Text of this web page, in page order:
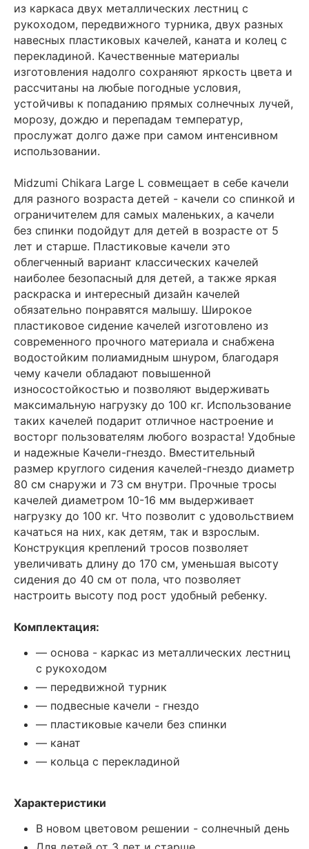
из каркаса двух металлических лестниц с
рукоходом, передвижного турника, двух разных
навесных пластиковых качелей, каната и колец с
перекладиной. Качественные материалы
изготовления надолго сохраняют яркость цвета и
рассчитаны на любые погодные условия,
устойчивы к попаданию прямых солнечных лучей,
морозу, дождю и перепадам температур,
прослужат долго даже при самом интенсивном
использовании.
Midzumi Chikara Large L совмещает в себе качели
для разного возраста детей - качели со спинкой и
ограничителем для самых маленьких, а качели
без спинки подойдут для детей в возрасте от 5
лет и старше. Пластиковые качели это
облегченный вариант классических качелей
наиболее безопасный для детей, а также яркая
раскраска и интересный дизайн качелей
обязательно понравятся малышу. Широкое
пластиковое сидение качелей изготовлено из
современного прочного материала и снабжена
водостойким полиамидным шнуром, благодаря
чему качели обладают повышенной
износостойкостью и позволяют выдерживать
максимальную нагрузку до 100 кг. Использование
таких качелей подарит отличное настроение и
восторг пользователям любого возраста! Удобные
и надежные Качели-гнездо. Вместительный
размер круглого сидения качелей-гнездо диаметр
80 см снаружи и 73 см внутри. Прочные тросы
качелей диаметром 10-16 мм выдерживает
нагрузку до 100 кг. Что позволит с удовольствием
качаться на них, как детям, так и взрослым.
Конструкция креплений тросов позволяет
увеличивать длину до 170 см, уменьшая высоту
сидения до 40 см от пола, что позволяет
настроить высоту под рост удобный ребенку.
Комплектация:
— основа - каркас из металлических лестниц
с рукоходом
— передвижной турник
— подвесные качели - гнездо
— пластиковые качели без спинки
— канат
— кольца с перекладиной
Характеристики
В новом цветовом решении - солнечный день